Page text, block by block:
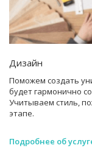
Дизайн
Поможем создать
будет гармонично
Учитываем стиль,
этапе.
Подробнее об